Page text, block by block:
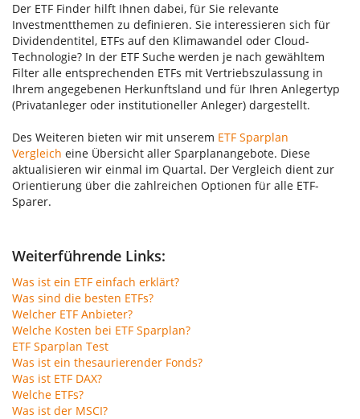
Der ETF Finder hilft Ihnen dabei, für Sie relevante
Investmentthemen zu definieren. Sie interessieren sich für
Dividendentitel, ETFs auf den Klimawandel oder Cloud-
Technologie? In der ETF Suche werden je nach gewähltem
Filter alle entsprechenden ETFs mit Vertriebszulassung in
Ihrem angegebenen Herkunftsland und für Ihren Anlegertyp
(Privatanleger oder institutioneller Anleger) dargestellt.
Des Weiteren bieten wir mit unserem ETF Sparplan
Vergleich eine Übersicht aller Sparplanangebote. Diese
aktualisieren wir einmal im Quartal. Der Vergleich dient zur
Orientierung über die zahlreichen Optionen für alle ETF-
Sparer.
Weiterführende Links:
Was ist ein ETF einfach erklärt?
Was sind die besten ETFs?
Welcher ETF Anbieter?
Welche Kosten bei ETF Sparplan?
ETF Sparplan Test
Was ist ein thesaurierender Fonds?
Was ist ETF DAX?
Welche ETFs?
Was ist der MSCI?